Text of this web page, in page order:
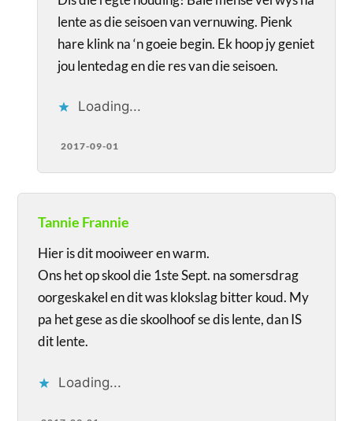
lente as die seisoen van vernuwing. Pienk
hare klink na ‘n goeie begin. Ek hoop jy geniet
jou lentedag en die res van die seisoen.
Loading...
2017-09-01
Tannie Frannie
Hier is dit mooiweer en warm.
Ons het op skool die 1ste Sept. na somersdrag
oorgeskakel en dit was klokslag bitter koud. My
pa het gese as die skoolhoof se dis lente, dan IS
dit lente.
Loading...